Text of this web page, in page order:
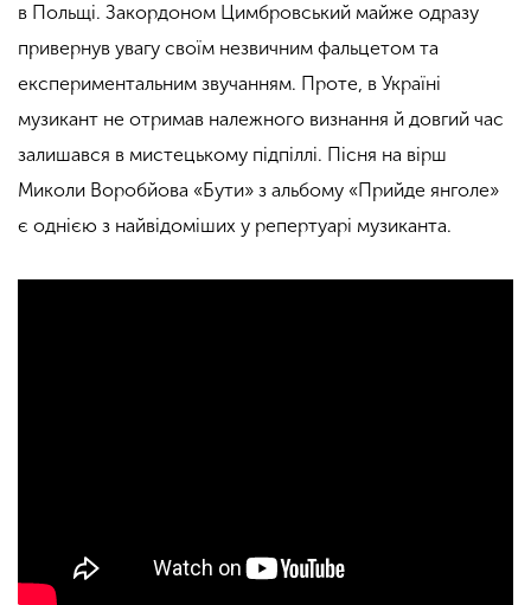
в Польщі. Закордоном Цимбровський майже одразу
привернув увагу своїм незвичним фальцетом та
експериментальним звучанням. Проте, в Україні
музикант не отримав належного визнання й довгий час
залишався в мистецькому підпіллі. Пісня на вірш
Миколи Воробйова «Бути» з альбому «Прийде янголе»
є однією з найвідоміших у репертуарі музиканта.